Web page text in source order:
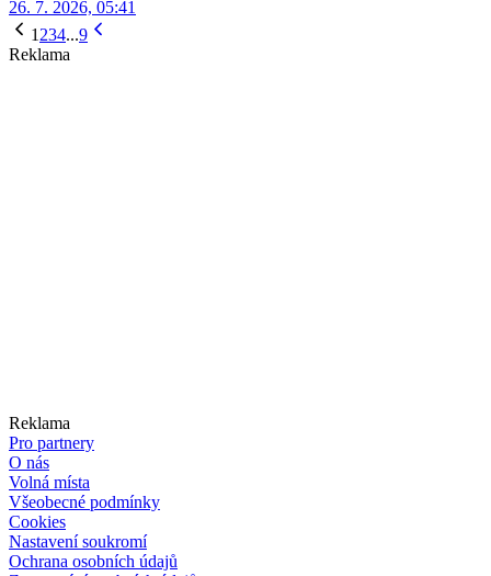
26. 7. 2026, 05:41
1 234...9
Reklama
Reklama
Pro partnery
O nás
Volná místa
Všeobecné podmínky
Cookies
Nastavení soukromí
Ochrana osobních údajů